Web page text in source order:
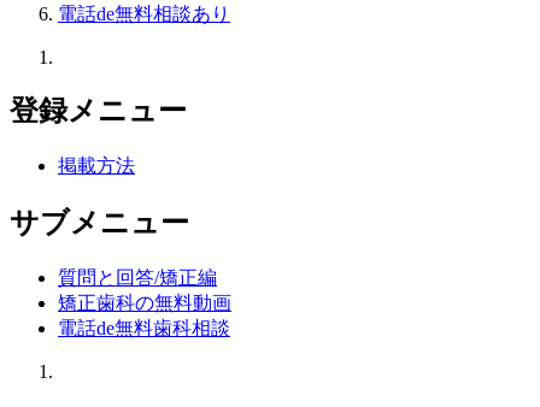
電話de無料相談あり
登録メニュー
掲載方法
サブメニュー
質問と回答/矯正編
矯正歯科の無料動画
電話de無料歯科相談